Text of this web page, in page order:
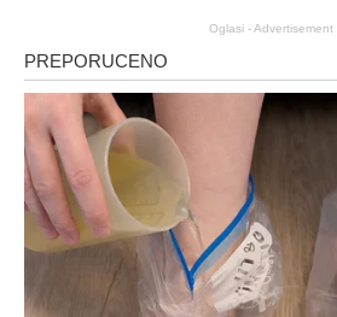
Oglasi - Advertisement